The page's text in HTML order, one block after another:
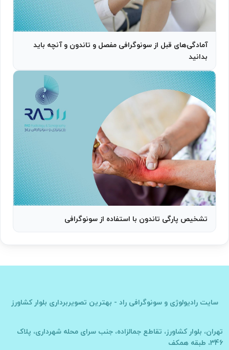
آمادگی‌های قبل از سونوگرافی مفصل و تاندون و آنچه باید
بدانید
تشخیص پارگی تاندون با استفاده از سونوگرافی
سایت رادیولوژی و سونوگرافی راد - بهترین تصویربرداری بلوار کشاورز
تهران، بلوار کشاورز، تقاطع جمالزاده، جنب سرای محله شهرداری، پلاک
346، طبقه همکف